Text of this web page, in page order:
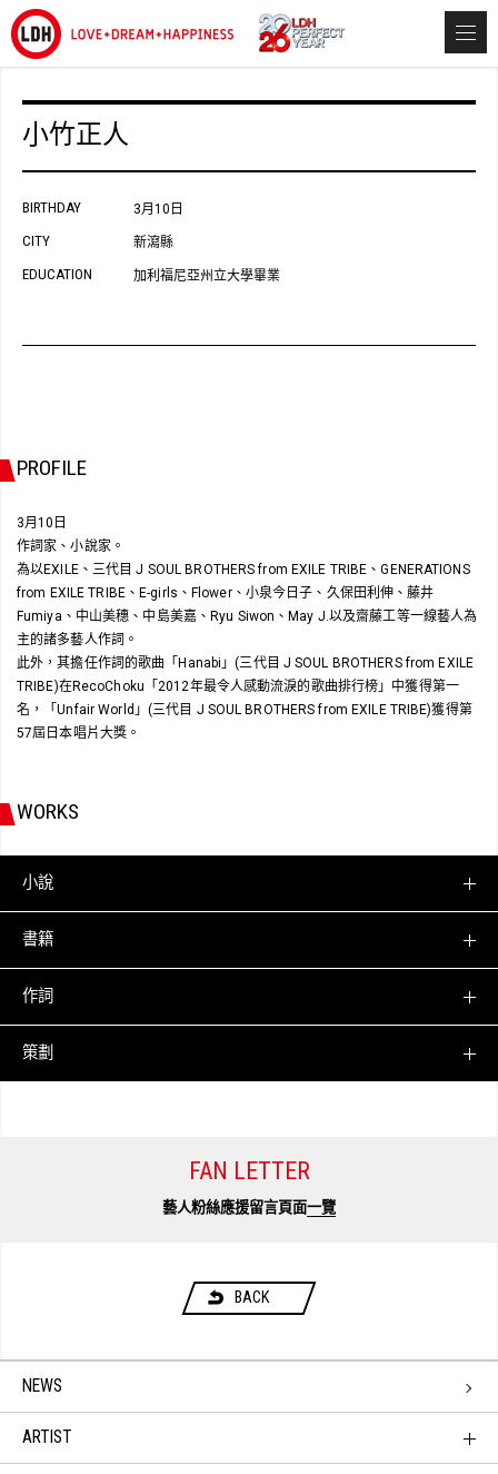
小竹正人
BIRTHDAY 3月10日
CITY 新瀉縣
EDUCATION 加利福尼亞州立大學畢業
PROFILE
3月10日
作詞家、小說家。
為以EXILE、三代目 J SOUL BROTHERS from EXILE TRIBE、GENERATIONS
from EXILE TRIBE、E-girls、Flower、小泉今日子、久保田利伸、藤井
Fumiya、中山美穗、中島美嘉、Ryu Siwon、May J.以及齋藤工等一線藝人為
主的諸多藝人作詞。
此外，其擔任作詞的歌曲「Hanabi」(三代目 J SOUL BROTHERS from EXILE
TRIBE)在RecoChoku「2012年最令人感動流淚的歌曲排行榜」中獲得第一
名，「Unfair World」(三代目 J SOUL BROTHERS from EXILE TRIBE)獲得第
57屆日本唱片大獎。
WORKS
小說
書籍
作詞
策劃
FAN LETTER
藝人粉絲應援留言頁面一覽
BACK
NEWS
ARTIST